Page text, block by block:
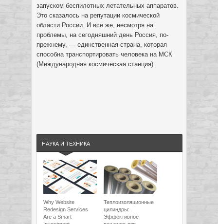
запуском беспилотных летательных аппаратов.
Это сказалось на репутации космической
области России. И все же, несмотря на
проблемы, на сегодняшний день Россия, по-
прежнему, — единственная страна, которая
способна транспортировать человека на МСК
(Международная космическая станция).
НАУКА И ТЕХНИКА
Why Website
Redesign Services
Are a Smart
Теплоизоляционные
цилиндры:
Эффективное